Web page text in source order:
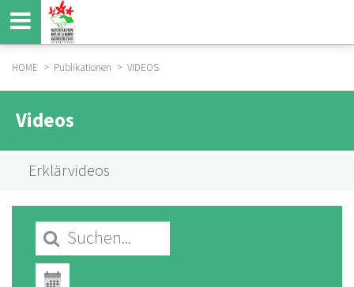
Direkt
zum
Inhalt
BREADCRUMB
HOME Publikationen VIDEOS
VIDEOS
SUBMENU
Videos
Erklärvideos